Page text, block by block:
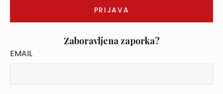
Zaboravljena zaporka?
EMAIL